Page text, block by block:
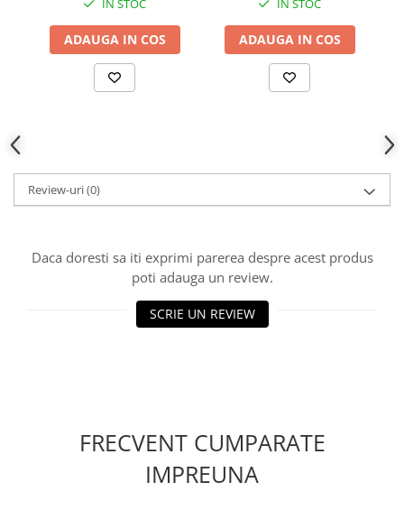
IN STOC
ADAUGA IN COS
IN STOC
ADAUGA IN COS
Review-uri(0)
Daca doresti sa iti exprimi parerea despre acest produs
poti adauga un review.
SCRIE UN REVIEW
FRECVENT CUMPARATE
IMPREUNA